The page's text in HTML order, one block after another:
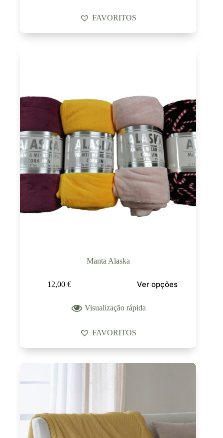
FAVORITOS
Manta Alaska
12,00 € Ver opções
Visualização rápida
FAVORITOS